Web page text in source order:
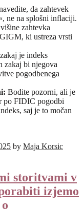
da zahtevek
ne na splošni inflaciji.
zahtevka
ki ustreza vrsti
je indeks
zakaj bi njegova
pogodbenega
Bodite pozorni, ali je
po FIDIC pogodbi
saj je to močan
by Maja Korsic
storitvami v
izjemo